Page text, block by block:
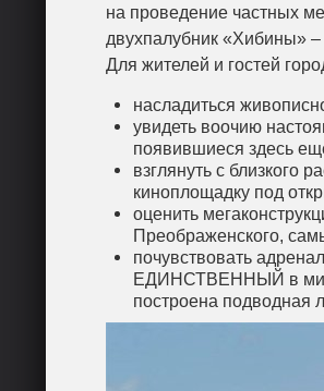
на проведение частных
двухпалубник «Хибины» –
Для жителей и гостей
насладиться
увидеть воочию
появившиеся здесь
взглянуть с близкого
киноплощадку под
оценить
Преображенского,
почувствовать
ЕДИНСТВЕННЫЙ в
построена подводная